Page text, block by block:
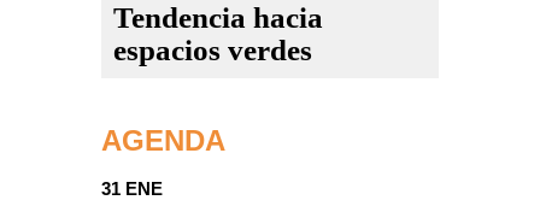
Tendencia hacia
espacios verdes
AGENDA
31 ENE